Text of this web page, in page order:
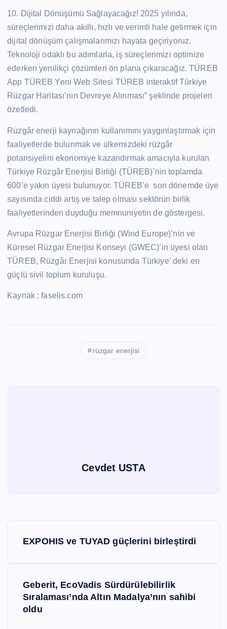
10. Dijital Dönüşümü Sağlayacağız! 2025 yılında,
süreçlerimizi daha akıllı, hızlı ve verimli hale getirmek için
dijital dönüşüm çalışmalarımızı hayata geçiriyoruz.
Teknoloji odaklı bu adımlarla, iş süreçlerimizi optimize
ederken yenilikçi çözümleri ön plana çıkaracağız. TÜREB
App TÜREB Yeni Web Sitesi TÜREB interaktif Türkiye
Rüzgar Haritası’nın Devreye Alınması” şeklinde projeleri
özetledi.
Rüzgâr enerji kaynağının kullanımını yaygınlaştırmak için
faaliyetlerde bulunmak ve ülkemizdeki rüzgâr
potansiyelini ekonomiye kazandırmak amacıyla kurulan
Türkiye Rüzgâr Enerjisi Birliği (TÜREB)’nin toplamda
600’e yakın üyesi bulunuyor. TÜREB’e son dönemde üye
sayısında ciddi artış ve talep olması sektörün birlik
faaliyetlerinden duyduğu memnuniyetin de göstergesi.
Avrupa Rüzgar Enerjisi Birliği (Wind Europe)’nin ve
Küresel Rüzgar Enerjisi Konseyi (GWEC)’in üyesi olan
TÜREB, Rüzgâr Enerjisi konusunda Türkiye’ deki en
güçlü sivil toplum kuruluşu.
Kaynak : faselis.com
rüzgar enerjisi
Cevdet USTA
EXPOHIS ve TUYAD güçlerini birleştirdi
Geberit, EcoVadis Sürdürülebilirlik
Sıralaması’nda Altın Madalya’nın sahibi
oldu